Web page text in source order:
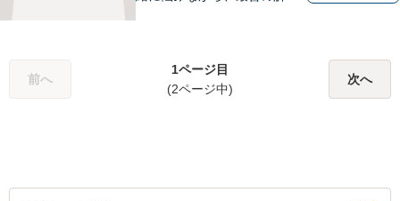
前へ
1ページ目
(2ページ中)
次へ